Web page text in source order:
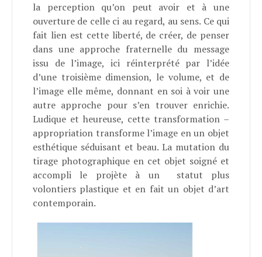
la perception qu’on peut avoir et à une
ouverture de celle ci au regard, au sens. Ce qui
fait lien est cette liberté, de créer, de penser
dans une approche fraternelle du message
issu de l’image, ici réinterprété par l’idée
d’une troisième dimension, le volume, et de
l’image elle même, donnant en soi à voir une
autre approche pour s’en trouver enrichie.
Ludique et heureuse, cette transformation –
appropriation transforme l’image en un objet
esthétique séduisant et beau. La mutation du
tirage photographique en cet objet soigné et
accompli le projète à un statut plus
volontiers plastique et en fait un objet d’art
contemporain.